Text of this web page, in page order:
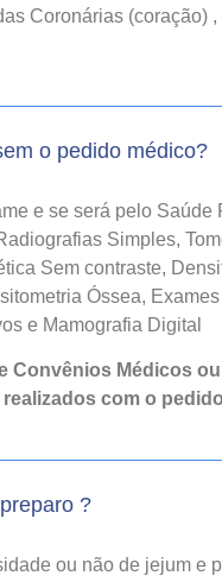
Coronárias (coração)
o pedido médico?
e se será pelo Saúde
Simples,
Sem contraste,
Óssea, Exames
e Mamografia Digital
Convênios Médicos
com o
?
ou não de jejum e